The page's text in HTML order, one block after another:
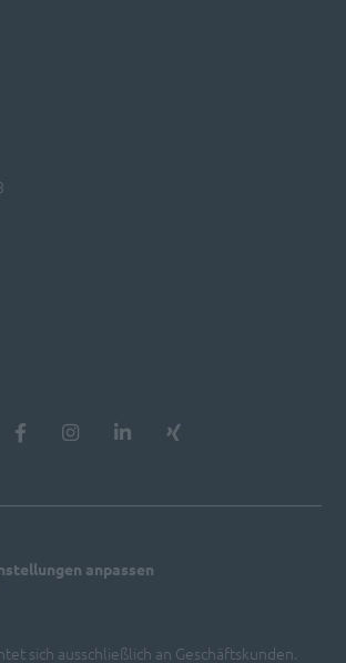
anpassen
sich ausschließlich an Geschäftskunden.